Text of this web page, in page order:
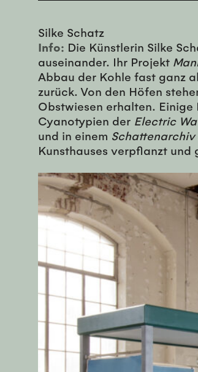
Silke Schatz
Info: Die Künstlerin Silke
auseinander. Ihr Projekt
Abbau der Kohle fast ganz
zurück. Von den Höfen
Obstwiesen erhalten. Einige
Cyanotypien der Electric
und in einem Schattenarchiv
Kunsthauses verpflanzt und